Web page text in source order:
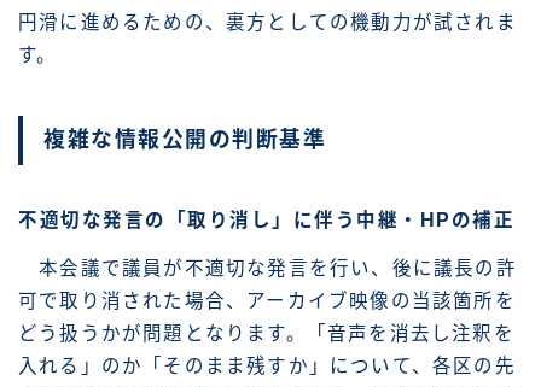
円滑に進めるための、裏方としての機動力が試されま
す。
複雑な情報公開の判断基準
不適切な発言の「取り消し」に伴う中継・HPの補正
本会議で議員が不適切な発言を行い、後に議長の許
可で取り消された場合、アーカイブ映像の当該箇所を
どう扱うかが問題となります。「音声を消去し注釈を
入れる」のか「そのまま残すか」について、各区の先